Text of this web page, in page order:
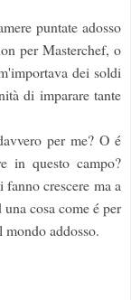
puntate adosso
per Masterchef, o
dei soldi
di imparare tante
per me? O é
in questo campo?
crescere ma a
cosa come é per
mondo addosso.